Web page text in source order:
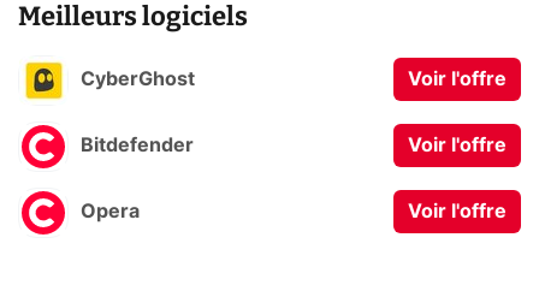
Meilleurs logiciels
CyberGhost Voir l'offre
Bitdefender Voir l'offre
Opera Voir l'offre